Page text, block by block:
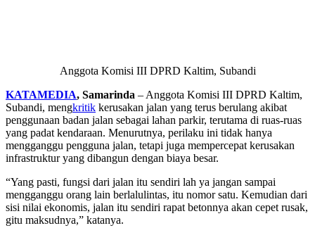
Anggota Komisi III DPRD Kaltim, Subandi
KATAMEDIA, Samarinda – Anggota Komisi III DPRD Kaltim,
Subandi, mengkritik kerusakan jalan yang terus berulang akibat
penggunaan badan jalan sebagai lahan parkir, terutama di ruas-ruas
yang padat kendaraan. Menurutnya, perilaku ini tidak hanya
mengganggu pengguna jalan, tetapi juga mempercepat kerusakan
infrastruktur yang dibangun dengan biaya besar.
“Yang pasti, fungsi dari jalan itu sendiri lah ya jangan sampai
mengganggu orang lain berlalulintas, itu nomor satu. Kemudian dari
sisi nilai ekonomis, jalan itu sendiri rapat betonnya akan cepet rusak,
gitu maksudnya,” katanya.